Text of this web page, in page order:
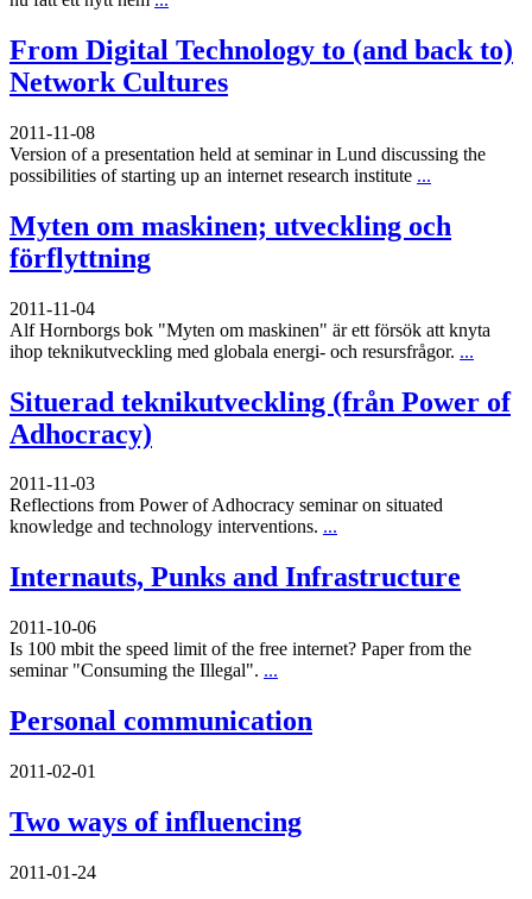
From Digital Technology to (and back to)
Network Cultures
2011-11-08
Version of a presentation held at seminar in Lund discussing the
possibilities of starting up an internet research institute ...
Myten om maskinen; utveckling och
förflyttning
2011-11-04
Alf Hornborgs bok "Myten om maskinen" är ett försök att knyta
ihop teknikutveckling med globala energi- och resursfrågor. ...
Situerad teknikutveckling (från Power of
Adhocracy)
2011-11-03
Reflections from Power of Adhocracy seminar on situated
knowledge and technology interventions. ...
Internauts, Punks and Infrastructure
2011-10-06
Is 100 mbit the speed limit of the free internet? Paper from the
seminar "Consuming the Illegal". ...
Personal communication
2011-02-01
Two ways of influencing
2011-01-24